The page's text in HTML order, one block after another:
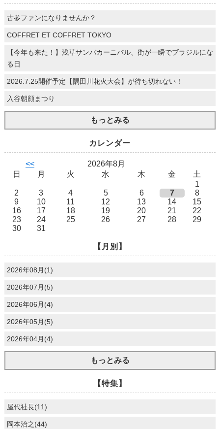
古参ファンになりませんか？
COFFRET ET COFFRET TOKYO
【今年も来た！】浅草サンバカーニバル、街が一瞬でブラジルにな
る日
2026.7.25開催予定【隅田川花火大会】が待ち切れない！
入谷朝顔まつり
もっとみる
カレンダー
<<
2026年8月
日
月 火 水 木 金
土
1
2
3 4 5 6 7
8
9
10 11 12 13 14
15
16
17 18 19 20 21
22
23
24 25 26 27 28
29
30
31
【月別】
2026年08月(1)
2026年07月(5)
2026年06月(4)
2026年05月(5)
2026年04月(4)
もっとみる
【特集】
屋代社長(11)
岡本治之(44)